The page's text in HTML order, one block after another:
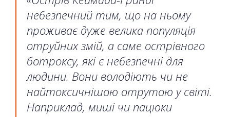
небезпечний тим, що на ньому
проживає дуже велика популяція
отруйних змій, а саме острівного
ботроксу, які є небезпечні для
людини. Вони володіють чи не
найтоксичнішою отрутою у світі.
Наприклад, миші чи пацюки